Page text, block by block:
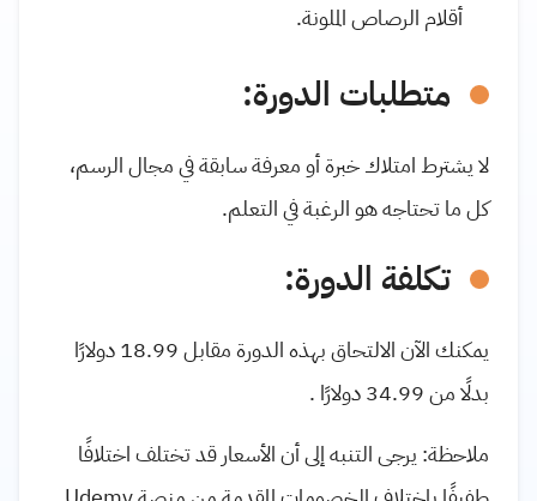
أقلام الرصاص الملونة.
متطلبات الدورة:
لا يشترط امتلاك خبرة أو معرفة سابقة في مجال الرسم،
كل ما تحتاجه هو الرغبة في التعلم.
تكلفة الدورة:
يمكنك الآن الالتحاق بهذه الدورة مقابل 18.99 دولارًا
بدلًا من 34.99 دولارًا .
ملاحظة: يرجى التنبه إلى أن الأسعار قد تختلف اختلافًا